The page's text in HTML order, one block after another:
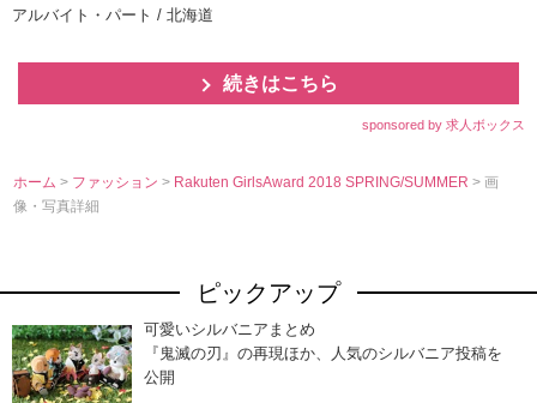
アルバイト・パート / 北海道
続きはこちら
sponsored by 求人ボックス
ホーム > ファッション> Rakuten GirlsAward 2018 SPRING/SUMMER> 画
像・写真詳細
ピックアップ
可愛いシルバニアまとめ
『鬼滅の刃』の再現ほか、人気のシルバニア投稿を
公開